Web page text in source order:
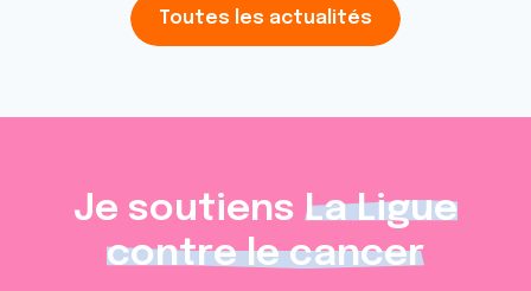
Toutes les actualités
Je soutiens La Ligue
contre le cancer